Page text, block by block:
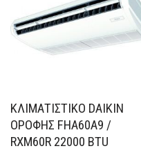
ΚΛΙΜΑΤΙΣΤΙΚΟ DAIKIN
ΟΡΟΦΗΣ FHA60A9 /
RXM60R 22000 BTU